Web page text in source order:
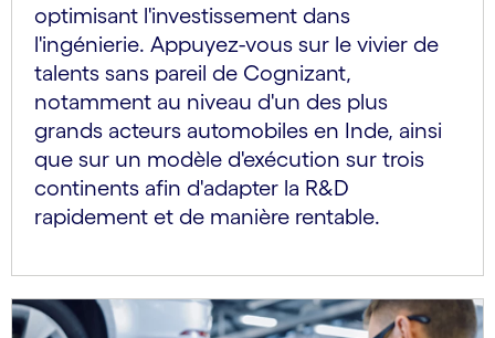
optimisant l'investissement dans
l'ingénierie. Appuyez-vous sur le vivier de
talents sans pareil de Cognizant,
notamment au niveau d'un des plus
grands acteurs automobiles en Inde, ainsi
que sur un modèle d'exécution sur trois
continents afin d'adapter la R&D
rapidement et de manière rentable.